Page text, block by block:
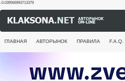
-0.039566993713379
ГЛАВНАЯ АВТОРЫНОК ПРАВИЛА F.A.Q.